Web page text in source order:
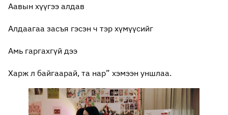
Аавын хүүгээ алдав
Алдаагаа засъя гэсэн ч тэр хүмүүсийг
Амь гаргахгүй дээ
Харж л байгаарай, та нар” хэмээн уншлаа.